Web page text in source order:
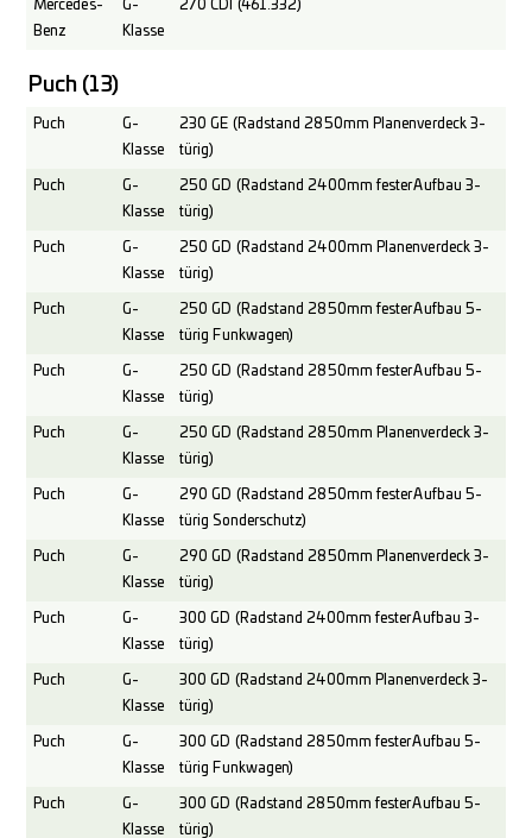
Mercedes-
Benz
G-
Klasse
270 CDI (461.332)
Puch (13)
Puch
G-
Klasse
230 GE (Radstand 2850mm Planenverdeck 3-
türig)
Puch
G-
Klasse
250 GD (Radstand 2400mm fester Aufbau 3-
türig)
Puch
G-
Klasse
250 GD (Radstand 2400mm Planenverdeck 3-
türig)
Puch
G-
Klasse
250 GD (Radstand 2850mm fester Aufbau 5-
türig Funkwagen)
Puch
G-
Klasse
250 GD (Radstand 2850mm fester Aufbau 5-
türig)
Puch
G-
Klasse
250 GD (Radstand 2850mm Planenverdeck 3-
türig)
Puch
G-
Klasse
290 GD (Radstand 2850mm fester Aufbau 5-
türig Sonderschutz)
Puch
G-
Klasse
290 GD (Radstand 2850mm Planenverdeck 3-
türig)
Puch
G-
Klasse
300 GD (Radstand 2400mm fester Aufbau 3-
türig)
Puch
G-
Klasse
300 GD (Radstand 2400mm Planenverdeck 3-
türig)
Puch
G-
Klasse
300 GD (Radstand 2850mm fester Aufbau 5-
türig Funkwagen)
Puch
G-
Klasse
300 GD (Radstand 2850mm fester Aufbau 5-
türig)